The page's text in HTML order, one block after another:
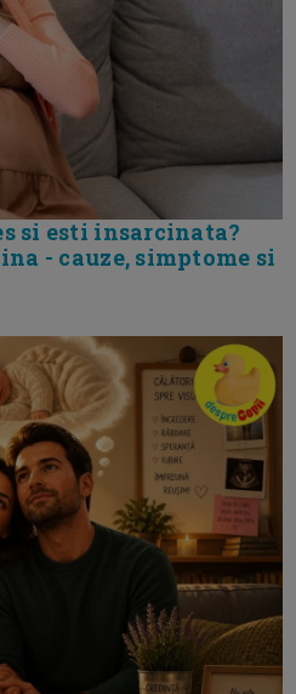
si esti insarcinata?
- cauze, simptome si